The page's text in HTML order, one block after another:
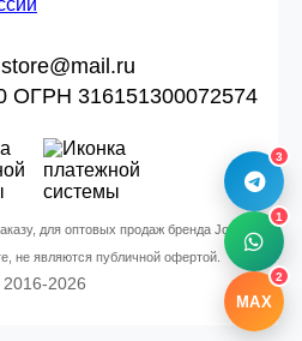
ОГРН 316151300072574
для оптовых продаж бренда Jogel
не являются публичной офертой.
2026
3
1
MAX
2